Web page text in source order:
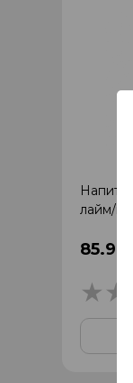
лайм/
85.99 ₽